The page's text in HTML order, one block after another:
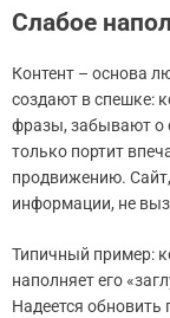
Слабое
Контент – основа
создают в спешке:
фразы, забывают о
только портит
продвижению.
информации, не
Типичный пример:
наполняет его
Надеется обновить